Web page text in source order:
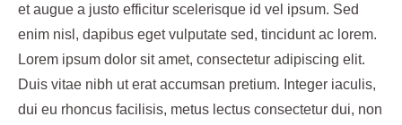
et augue a justo efficitur scelerisque id vel ipsum. Sed
enim nisl, dapibus eget vulputate sed, tincidunt ac lorem.
Lorem ipsum dolor sit amet, consectetur adipiscing elit.
Duis vitae nibh ut erat accumsan pretium. Integer iaculis,
dui eu rhoncus facilisis, metus lectus consectetur dui, non